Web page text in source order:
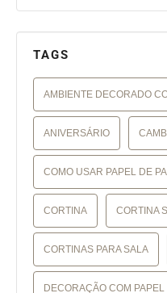
TAGS
AMBIENTE DECORADO
ANIVERSÁRIO
COMO USAR PAPEL DE
CORTINA CORTINA
CORTINAS PARA SALA
DECORAÇÃO COM